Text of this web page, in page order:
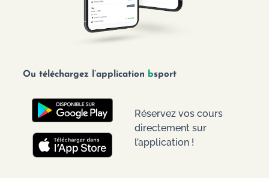
Ou téléchargez l’application bsport
Réservez vos cours
directement sur
l’application !